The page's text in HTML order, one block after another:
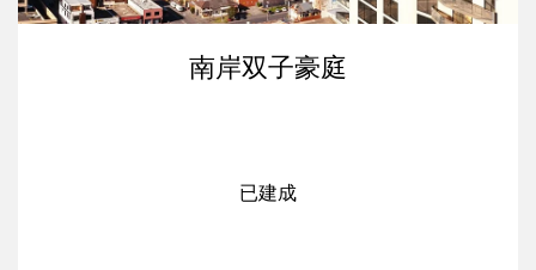
南岸双子豪庭
已建成